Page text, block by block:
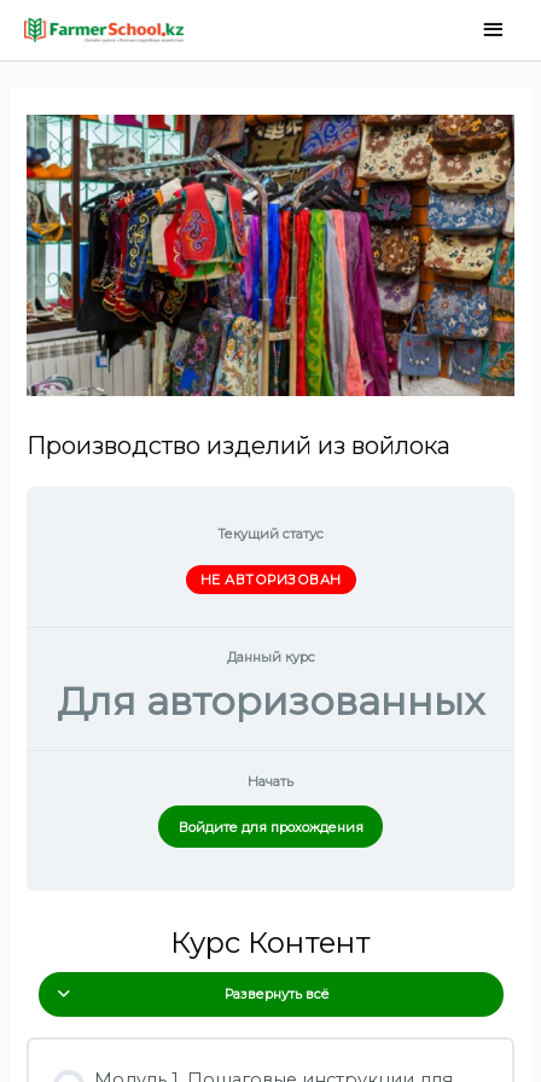
Производство изделий из войлока
Текущий статус
НЕ АВТОРИЗОВАН
Данный курс
Для авторизованных
Начать
Войдите для прохождения
Курс Контент
Развернуть всё